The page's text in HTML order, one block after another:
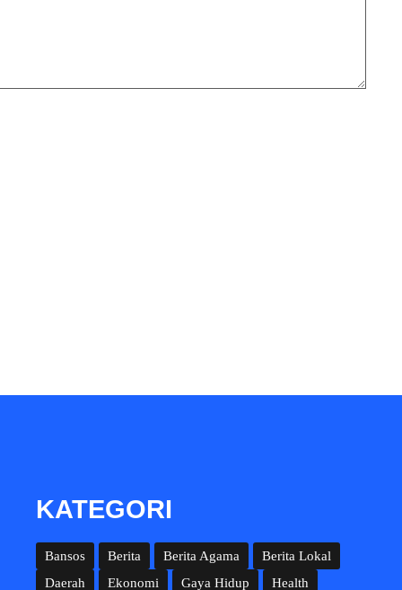
KATEGORI
Bansos Berita Berita Agama
Berita Lokal
Daerah
Ekonomi Gaya Hidup Health